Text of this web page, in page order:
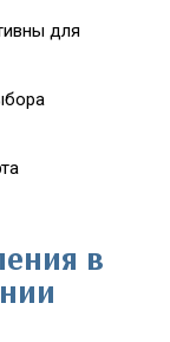
для
в